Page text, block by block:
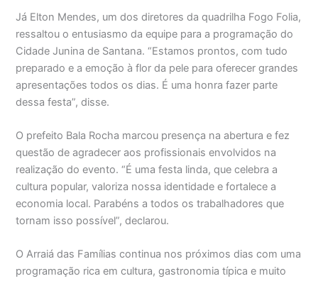
Já Elton Mendes, um dos diretores da quadrilha Fogo Folia,
ressaltou o entusiasmo da equipe para a programação do
Cidade Junina de Santana. “Estamos prontos, com tudo
preparado e a emoção à flor da pele para oferecer grandes
apresentações todos os dias. É uma honra fazer parte
dessa festa”, disse.
O prefeito Bala Rocha marcou presença na abertura e fez
questão de agradecer aos profissionais envolvidos na
realização do evento. “É uma festa linda, que celebra a
cultura popular, valoriza nossa identidade e fortalece a
economia local. Parabéns a todos os trabalhadores que
tornam isso possível”, declarou.
O Arraiá das Famílias continua nos próximos dias com uma
programação rica em cultura, gastronomia típica e muito